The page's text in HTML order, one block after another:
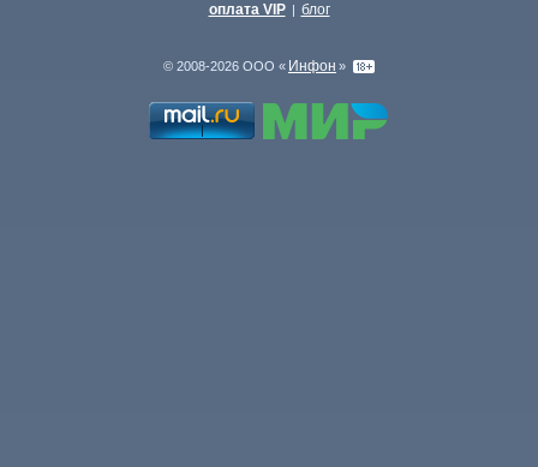
оплата VIP | блог
© 2008-2026 ООО « Инфон »